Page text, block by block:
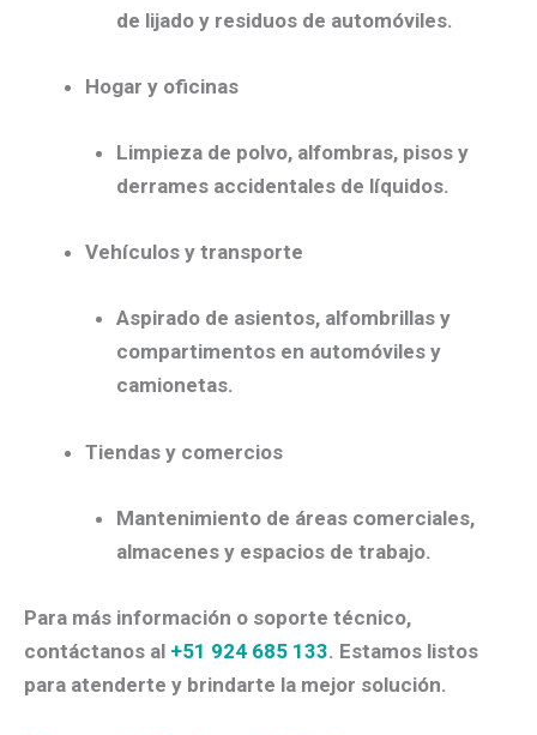
de lijado y residuos de automóviles.
Hogar y oficinas
Limpieza de polvo, alfombras, pisos y
derrames accidentales de líquidos.
Vehículos y transporte
Aspirado de asientos, alfombrillas y
compartimentos en automóviles y
camionetas.
Tiendas y comercios
Mantenimiento de áreas comerciales,
almacenes y espacios de trabajo.
Para más información o soporte técnico,
contáctanos al +51 924 685 133. Estamos listos
para atenderte y brindarte la mejor solución.